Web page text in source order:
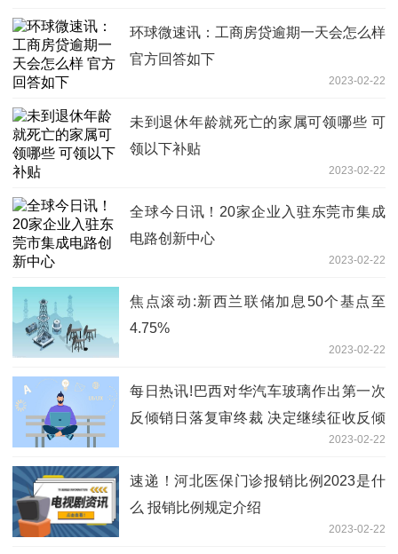
环球微速讯：工商房贷逾期一天会怎么样
官方回答如下
2023-02-22
未到退休年龄就死亡的家属可领哪些 可
领以下补贴
2023-02-22
全球今日讯！20家企业入驻东莞市集成
电路创新中心
2023-02-22
焦点滚动:新西兰联储加息50个基点至
4.75%
2023-02-22
每日热讯!巴西对华汽车玻璃作出第一次
反倾销日落复审终裁 决定继续征收反倾
2023-02-22
速递！河北医保门诊报销比例2023是什
么 报销比例规定介绍
2023-02-22